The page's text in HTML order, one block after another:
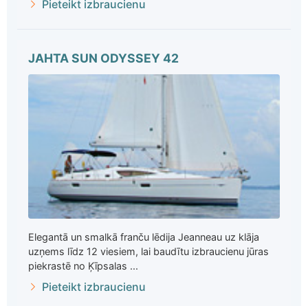
Pieteikt izbraucienu
JAHTA SUN ODYSSEY 42
Elegantā un smalkā franču lēdija Jeanneau uz klāja
uzņems līdz 12 viesiem, lai baudītu izbraucienu jūras
piekrastē no Ķīpsalas ...
Pieteikt izbraucienu